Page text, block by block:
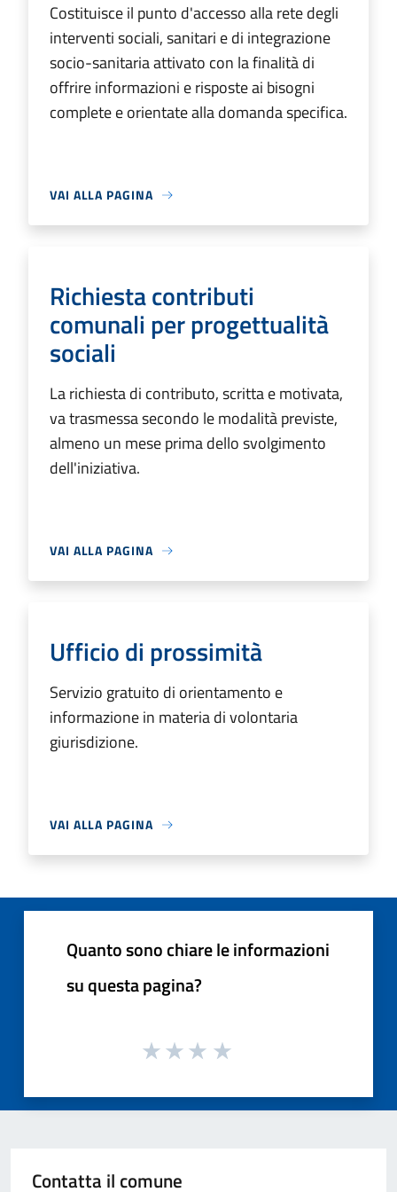
Costituisce il punto d'accesso alla rete degli
interventi sociali, sanitari e di integrazione
socio-sanitaria attivato con la finalità di
offrire informazioni e risposte ai bisogni
complete e orientate alla domanda specifica.
VAI ALLA PAGINA
Richiesta contributi
comunali per progettualità
sociali
La richiesta di contributo, scritta e motivata,
va trasmessa secondo le modalità previste,
almeno un mese prima dello svolgimento
dell'iniziativa.
VAI ALLA PAGINA
Ufficio di prossimità
Servizio gratuito di orientamento e
informazione in materia di volontaria
giurisdizione.
VAI ALLA PAGINA
Quanto sono chiare le informazioni
su questa pagina?
Contatta il comune